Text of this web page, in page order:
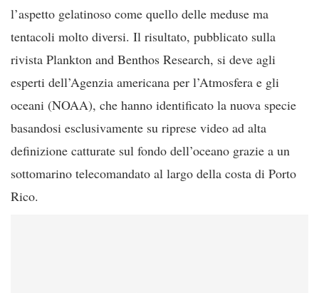
l’aspetto gelatinoso come quello delle meduse ma
tentacoli molto diversi. Il risultato, pubblicato sulla
rivista Plankton and Benthos Research, si deve agli
esperti dell’Agenzia americana per l’Atmosfera e gli
oceani (NOAA), che hanno identificato la nuova specie
basandosi esclusivamente su riprese video ad alta
definizione catturate sul fondo dell’oceano grazie a un
sottomarino telecomandato al largo della costa di Porto
Rico.